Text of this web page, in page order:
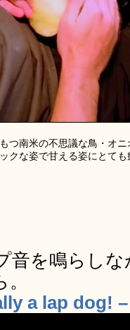
つ南米の不思議な鳥・オ
クな姿で甘える姿にとて
音を鳴らし
a lap dog!